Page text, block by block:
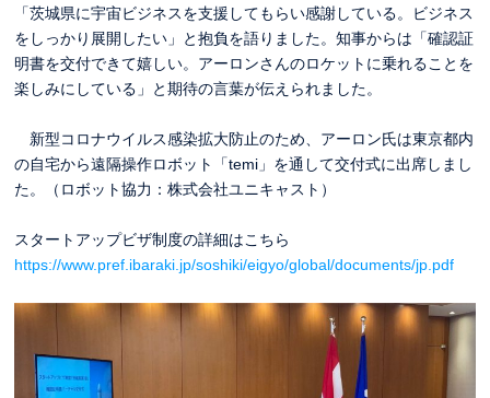
「茨城県に宇宙ビジネスを支援してもらい感謝している。ビジネス
をしっかり展開したい」と抱負を語りました。知事からは「確認証
明書を交付できて嬉しい。アーロンさんのロケットに乗れることを
楽しみにしている」と期待の言葉が伝えられました。
新型コロナウイルス感染拡大防止のため、アーロン氏は東京都内
の自宅から遠隔操作ロボット「temi」を通して交付式に出席しまし
た。（ロボット協力：株式会社ユニキャスト）
スタートアップビザ制度の詳細はこちら
https://www.pref.ibaraki.jp/soshiki/eigyo/global/documents/jp.pdf